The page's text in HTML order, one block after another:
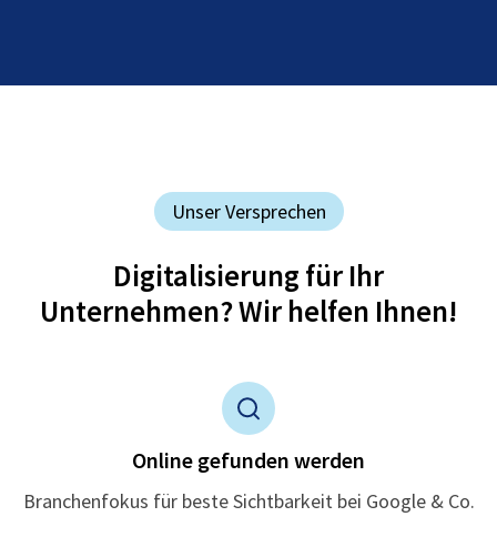
Unser Versprechen
Digitalisierung für Ihr
Unternehmen? Wir helfen Ihnen!
Online gefunden werden
Branchenfokus für beste Sichtbarkeit bei Google & Co.